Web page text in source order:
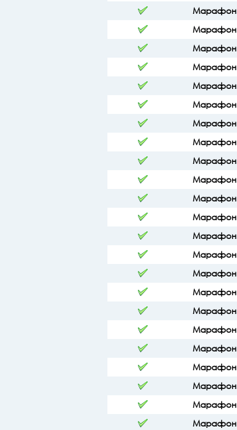
Марафон
Марафон
Марафон
Марафон
Марафон
Марафон
Марафон
Марафон
Марафон
Марафон
Марафон
Марафон
Марафон
Марафон
Марафон
Марафон
Марафон
Марафон
Марафон
Марафон
Марафон
Марафон
Марафон